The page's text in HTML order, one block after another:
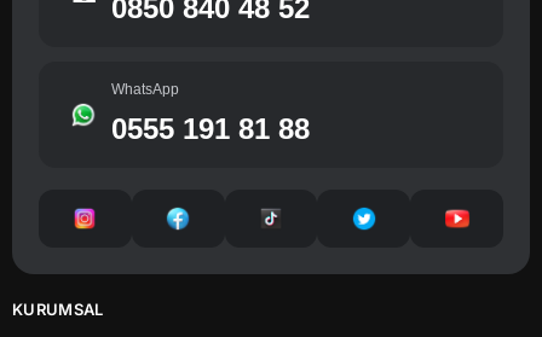
0850 840 48 52
WhatsApp
0555 191 81 88
KURUMSAL